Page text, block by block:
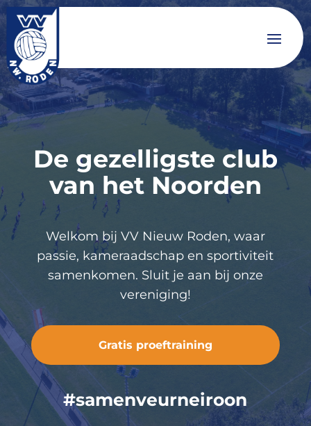
De gezelligste club
van het Noorden
Welkom bij VV Nieuw Roden, waar
passie, kameraadschap en sportiviteit
samenkomen. Sluit je aan bij onze
vereniging!
Gratis proeftraining
#samenveurneiroon